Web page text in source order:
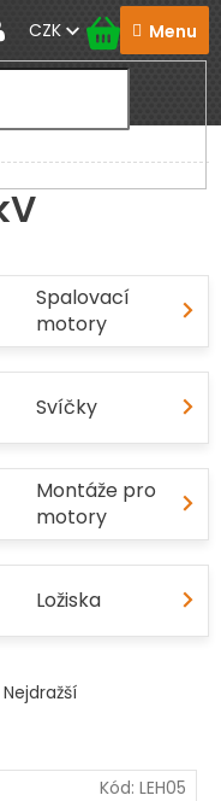
CZK
Spalovací
motory
Svíčky
Montáže pro
motory
Ložiska
Nejdražší
Kód: LEH05